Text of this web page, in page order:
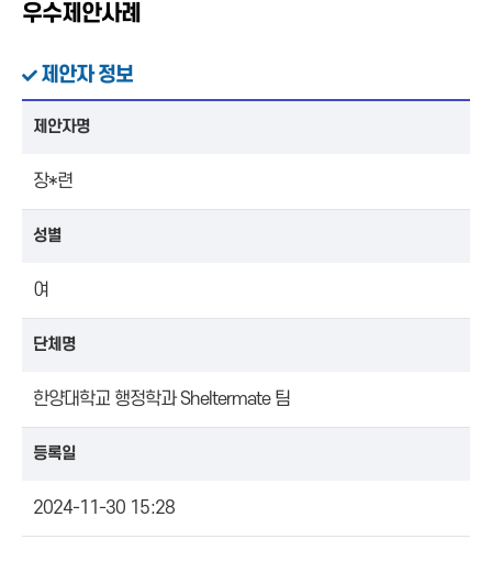
우수제안사례
제안자 정보
제안자명
장*련
성별
여
단체명
한양대학교 행정학과 Sheltermate 팀
등록일
2024-11-30 15:28